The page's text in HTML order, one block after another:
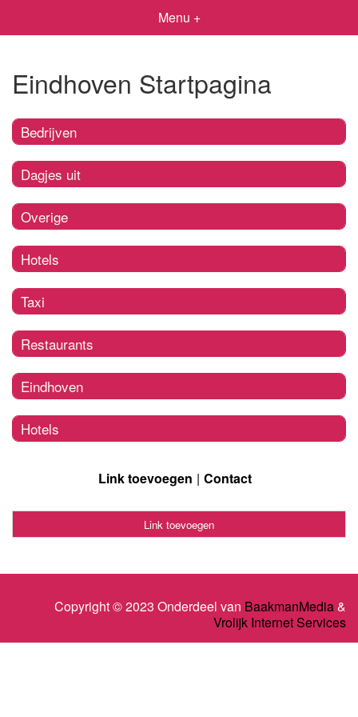
Menu +
Eindhoven Startpagina
Bedrijven
Dagjes uit
Overige
Hotels
Taxi
Restaurants
Eindhoven
Hotels
Link toevoegen Contact
Link toevoegen
Copyright © 2023 Onderdeel van BaakmanMedia&
Vrolijk Internet Services